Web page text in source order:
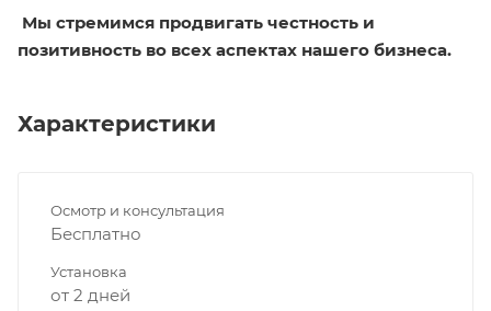
Мы стремимся продвигать честность и
позитивность во всех аспектах нашего бизнеса.
Характеристики
Осмотр и консультация
Бесплатно
Установка
от 2 дней